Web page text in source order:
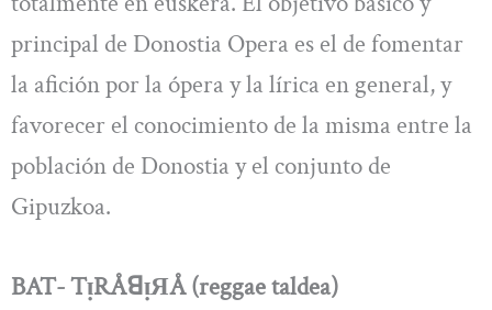
principal de Donostia Opera es el de fomentar
la afición por la ópera y la lírica en general, y
favorecer el conocimiento de la misma entre la
población de Donostia y el conjunto de
Gipuzkoa.
BAT- TᴉRÅꓭᴉЯÅ (reggae taldea)